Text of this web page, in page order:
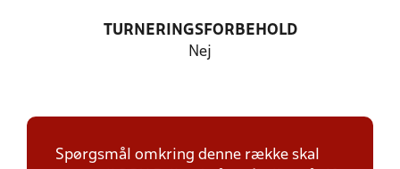
TURNERINGSFORBEHOLD
Nej
Spørgsmål omkring denne række skal